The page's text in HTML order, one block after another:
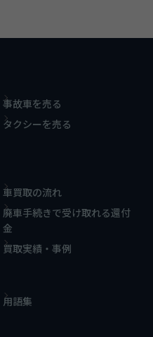
事故車を売る
タクシーを売る
車買取の流れ
廃車手続きで受け取れる還付
金
買取実績・事例
用語集